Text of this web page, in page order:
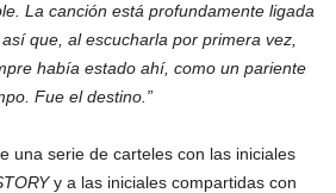
La canción está profundamente ligada
que, al escucharla por primera vez,
había estado ahí, como un pariente
Fue el destino.”
una serie de carteles con las iniciales
y a las iniciales compartidas con